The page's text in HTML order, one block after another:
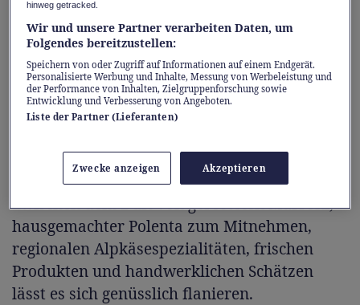
(Hin- und Rückfahrt, 2. Klasse Halbtax)
beginnt der Ausflug bereits stilvoll und endet
mit vollen Einkaufstaschen, edlen Tropfen
und unvergesslichen Eindrücken.
Marktbesuch und Burgenblick
Immer samstags verwandelt sich Bellinzonas
Altstadt in einen farbenfrohen Wochenmarkt.
Zwischen dem Duft von gerösteten Marroni,
hausgemachter Polenta zum Mitnehmen,
regionalen Alpkäsespezialitäten, frischen
Produkten und handwerklichen Schätzen
lässt es sich genüsslich flanieren.
hinweg getracked.
Wir und unsere Partner verarbeiten Daten, um
Folgendes bereitzustellen:
Speichern von oder Zugriff auf Informationen auf einem Endgerät.
Personalisierte Werbung und Inhalte, Messung von Werbeleistung und
der Performance von Inhalten, Zielgruppenforschung sowie
Entwicklung und Verbesserung von Angeboten.
Liste der Partner (Lieferanten)
Zwecke anzeigen Akzeptieren